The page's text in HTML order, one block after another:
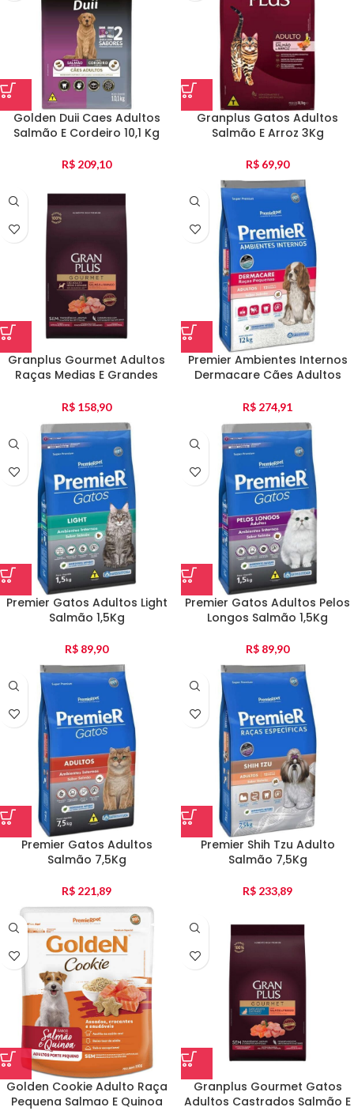
Golden Duii Caes Adultos
Salmão E Cordeiro 10,1 Kg
R$ 209,10
Granplus Gatos Adultos
Salmão E Arroz 3Kg
R$ 69,90
Granplus Gourmet Adultos
Raças Medias E Grandes
R$ 158,90
Premier Ambientes Internos
Dermacare Cães Adultos
R$ 274,91
Premier Gatos Adultos Light
Salmão 1,5Kg
R$ 89,90
Premier Gatos Adultos Pelos
Longos Salmão 1,5Kg
R$ 89,90
Premier Gatos Adultos
Salmão 7,5Kg
R$ 221,89
Premier Shih Tzu Adulto
Salmão 7,5Kg
R$ 233,89
Golden Cookie Adulto Raça
Pequena Salmao E Quinoa
Granplus Gourmet Gatos
Adultos Castrados Salmão E